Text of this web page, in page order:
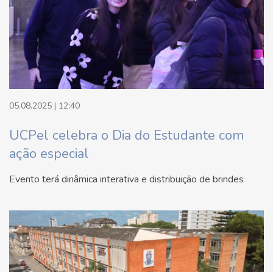
05.08.2025 | 12:40
UCPel celebra o Dia do Estudante com
ação especial
Evento terá dinâmica interativa e distribuição de brindes